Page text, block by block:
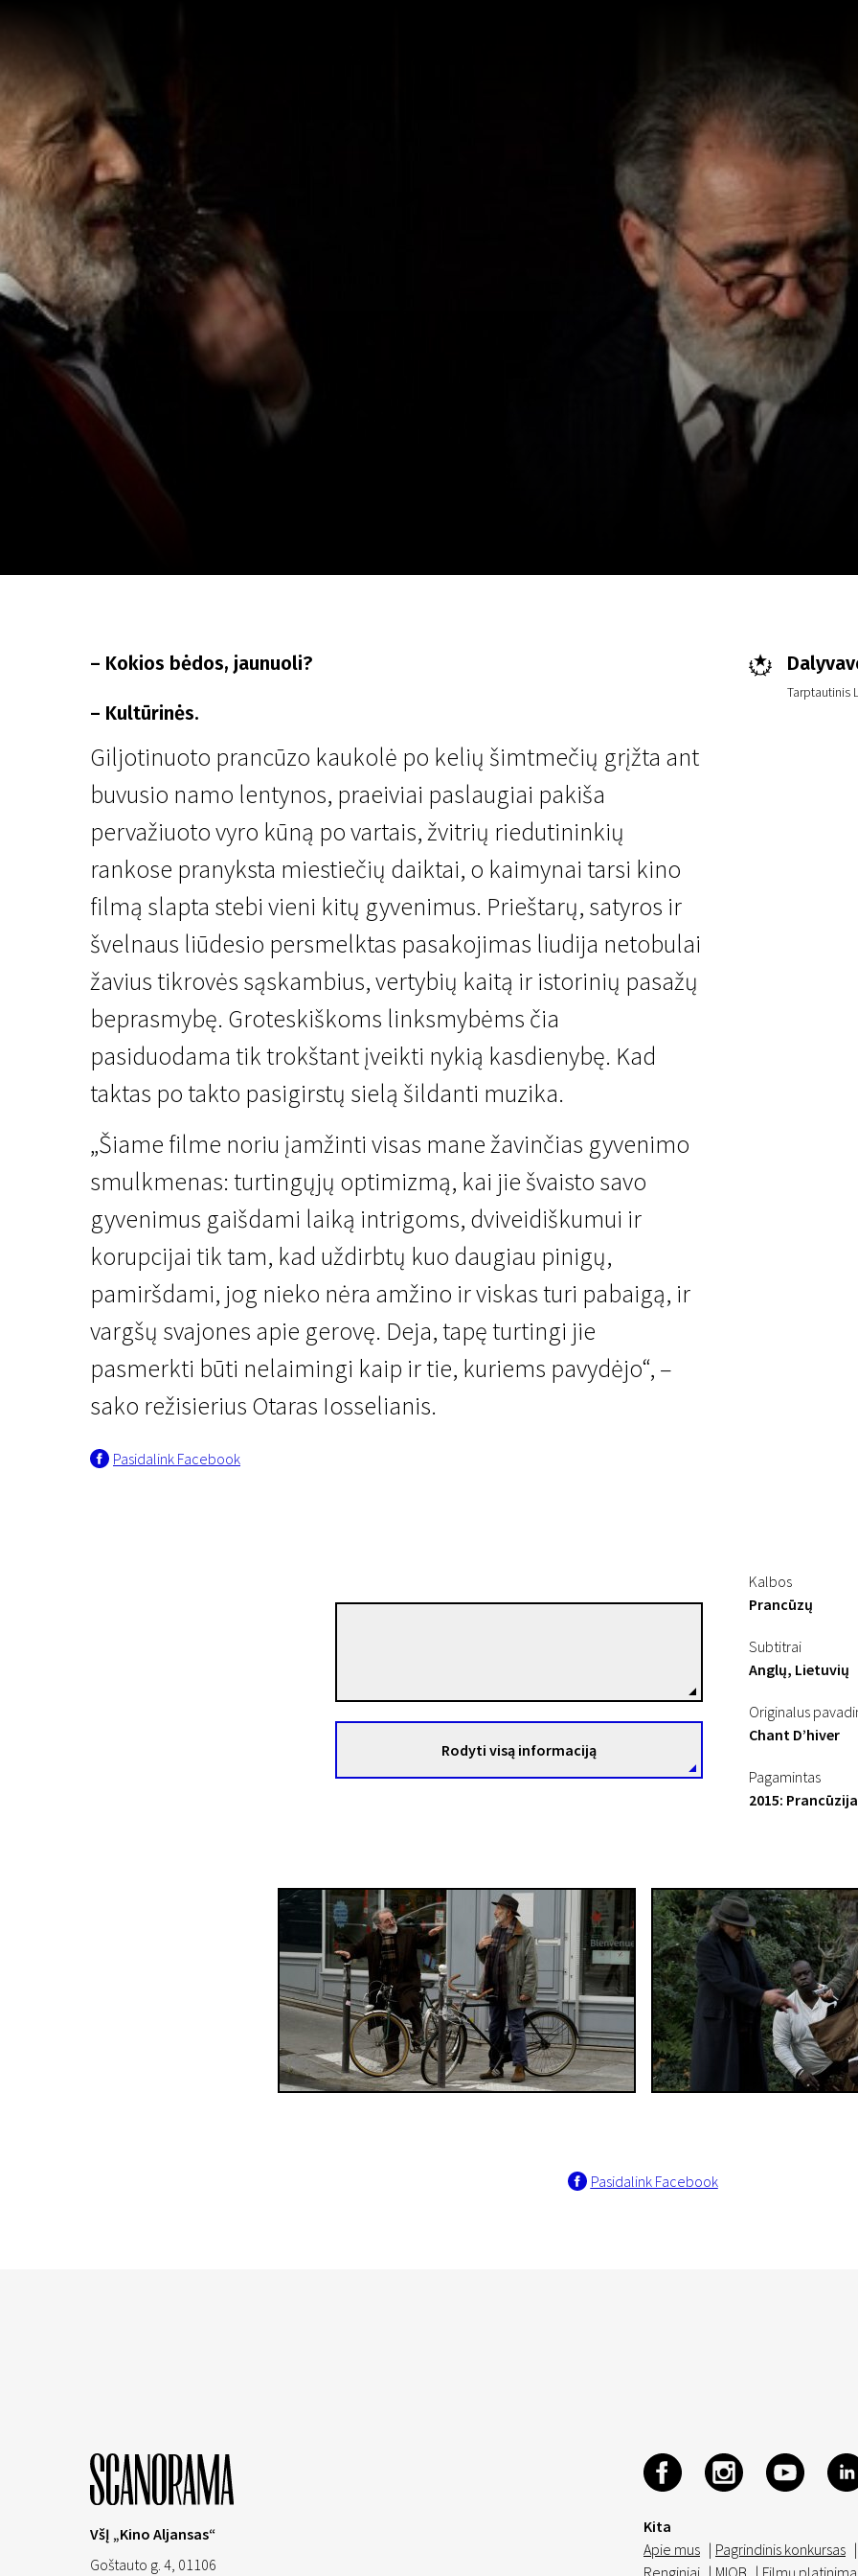
Žiemos daina
– Kokios bėdos, jaunuoli?
– Kultūrinės.
Giljotinuoto prancūzo kaukolė po kelių šimtmečių grįžta ant
buvusio namo lentynos, praeiviai paslaugiai pakiša
pervažiuoto vyro kūną po vartais, žvitrių riedutininkių
rankose pranyksta miestiečių daiktai, o kaimynai tarsi kino
filmą slapta stebi vieni kitų gyvenimus. Prieštarų, satyros ir
švelnaus liūdesio persmelktas pasakojimas liudija netobulai
žavius tikrovės sąskambius, vertybių kaitą ir istorinių pasažų
beprasmybę. Groteskiškoms linksmybėms čia
pasiduodama tik trokštant įveikti nykią kasdienybę. Kad
taktas po takto pasigirstų sielą šildanti muzika.
„Šiame filme noriu įamžinti visas mane žavinčias gyvenimo
smulkmenas: turtingųjų optimizmą, kai jie švaisto savo
gyvenimus gaišdami laiką intrigoms, dviveidiškumui ir
korupcijai tik tam, kad uždirbtų kuo daugiau pinigų,
pamiršdami, jog nieko nėra amžino ir viskas turi pabaigą, ir
vargšų svajones apie gerovę. Deja, tapę turtingi jie
pasmerkti būti nelaimingi kaip ir tie, kuriems pavydėjo“, –
sako režisierius Otaras Iosselianis.
Pasidalink Facebook
Tarptautinis
Rodyti visą informaciją
Kalbos
Prancūzų
Subtitrai
Anglų, Lietuvių
Originalus
Chant D’hiver
Pagamintas
2015: Prancūzija
Pasidalink Facebook
Kita
Apie mus | Pagrindinis konkursas |
Renginiai | MIOB | Filmų
VšĮ „Kino Aljansas“
Goštauto g. 4, 01106